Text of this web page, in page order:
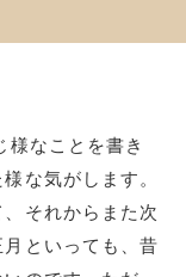
なことを書き
な気がします。
それからまた次
といっても、昔